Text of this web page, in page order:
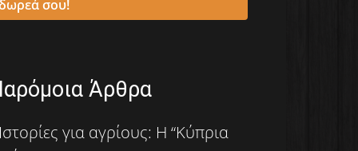
σου!
Άρθρα
για αγρίους: Η “Κύπρια